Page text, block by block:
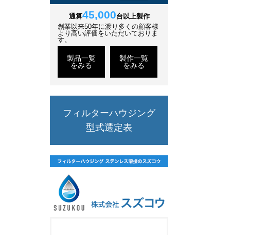
通算45,000台以上製作
創業以来50年に渡り多くの顧客様
より高い評価をいただいておりま
す。
製品一覧
をみる
製作一覧
をみる
フィルターハウジング
型式選定表